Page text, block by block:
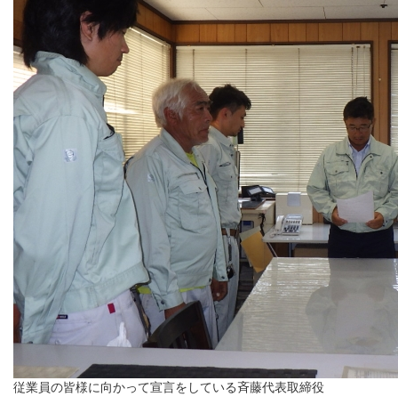
従業員の皆様に向かって宣言をしている斉藤代表取締役